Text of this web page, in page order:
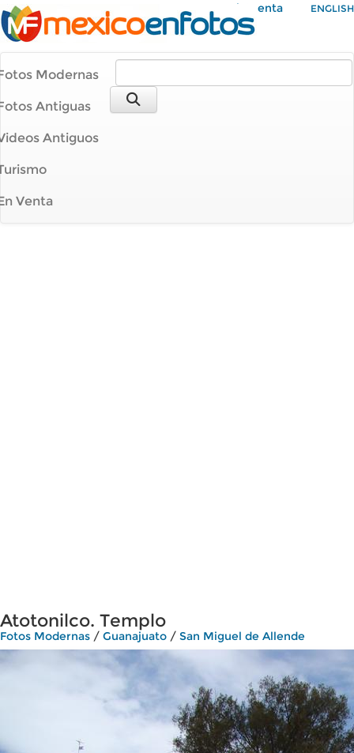
Mi Cuenta ENGLISH
Modernas
Antiguas
Antiguos
Venta
Atotonilco. Templo
Fotos Modernas / Guanajuato / San Miguel de Allende